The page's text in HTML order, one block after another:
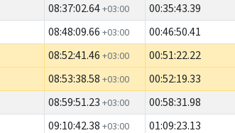
08:37:02.64+03:00 00:35:43.39
08:48:09.66 +03:00 00:46:50.41
08:52:41.46 +03:00 00:51:22.22
08:53:38.58 +03:00 00:52:19.33
08:59:51.23 +03:00 00:58:31.98
09:10:42.38 +03:00 01:09:23.13